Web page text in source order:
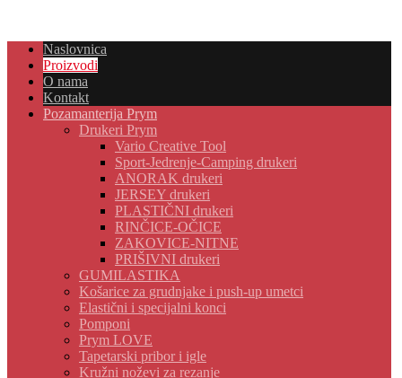
Naslovnica
Proizvodi
O nama
Kontakt
Pozamanterija Prym
Drukeri Prym
Vario Creative Tool
Sport-Jedrenje-Camping drukeri
ANORAK drukeri
JERSEY drukeri
PLASTIČNI drukeri
RINČICE-OČICE
ZAKOVICE-NITNE
PRIŠIVNI drukeri
GUMILASTIKA
Košarice za grudnjake i push-up umetci
Elastični i specijalni konci
Pomponi
Prym LOVE
Tapetarski pribor i igle
Kružni noževi za rezanje